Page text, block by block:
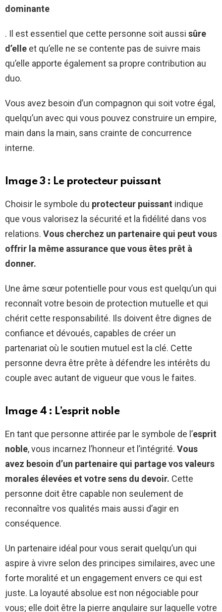
dominante
. Il est essentiel que cette personne soit aussi sûre
d’elle et qu’elle ne se contente pas de suivre mais
qu’elle apporte également sa propre contribution au
duo.
Vous avez besoin d’un compagnon qui soit votre égal,
quelqu’un avec qui vous pouvez construire un empire,
main dans la main, sans crainte de concurrence
interne.
Image 3 : Le protecteur puissant
Choisir le symbole du protecteur puissant indique
que vous valorisez la sécurité et la fidélité dans vos
relations. Vous cherchez un partenaire qui peut vous
offrir la même assurance que vous êtes prêt à
donner.
Une âme sœur potentielle pour vous est quelqu’un qui
reconnaît votre besoin de protection mutuelle et qui
chérit cette responsabilité. Ils doivent être dignes de
confiance et dévoués, capables de créer un
partenariat où le soutien mutuel est la clé. Cette
personne devra être prête à défendre les intérêts du
couple avec autant de vigueur que vous le faites.
Image 4 : L’esprit noble
En tant que personne attirée par le symbole de l’esprit
noble, vous incarnez l’honneur et l’intégrité. Vous
avez besoin d’un partenaire qui partage vos valeurs
morales élevées et votre sens du devoir. Cette
personne doit être capable non seulement de
reconnaître vos qualités mais aussi d’agir en
conséquence.
Un partenaire idéal pour vous serait quelqu’un qui
aspire à vivre selon des principes similaires, avec une
forte moralité et un engagement envers ce qui est
juste. La loyauté absolue est non négociable pour
vous; elle doit être la pierre angulaire sur laquelle votre